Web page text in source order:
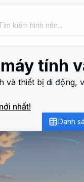
tính
và thiết bị di động,
nhất!
Danh